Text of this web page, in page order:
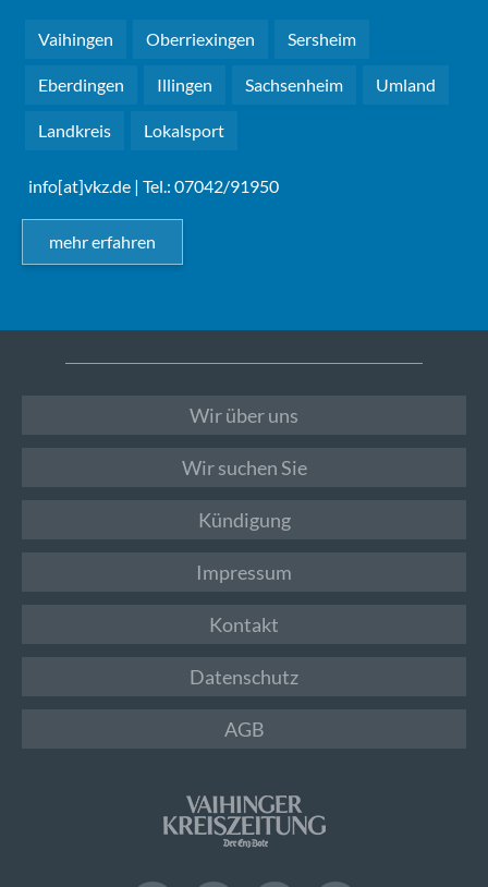
Vaihingen Oberriexingen Sersheim
Eberdingen Illingen Sachsenheim Umland
Landkreis Lokalsport
info[at]vkz.de | Tel.: 07042/91950
mehr erfahren
Wir über uns
Wir suchen Sie
Kündigung
Impressum
Kontakt
Datenschutz
AGB